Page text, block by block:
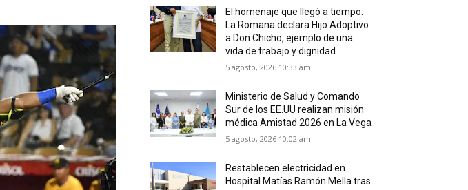
El homenaje que llegó a tiempo:
La Romana declara Hijo Adoptivo
a Don Chicho, ejemplo de una
vida de trabajo y dignidad
5 agosto, 2026 10:33 am
Ministerio de Salud y Comando
Sur de los EE.UU realizan misión
médica Amistad 2026 en La Vega
5 agosto, 2026 10:02 am
Restablecen electricidad en
Hospital Matías Ramón Mella tras